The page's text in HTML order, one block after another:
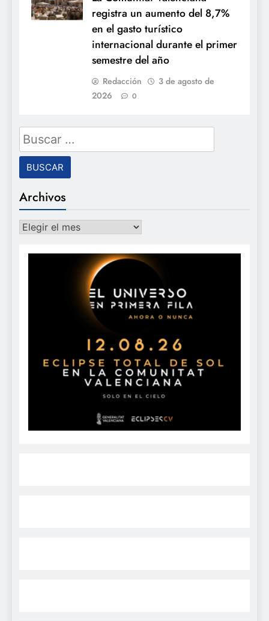
registra un aumento del 8,7%
en el gasto turístico
internacional durante el primer
semestre del año
Redacción
3 de agosto de
2026
0
Buscar:
Archivos
Archivos